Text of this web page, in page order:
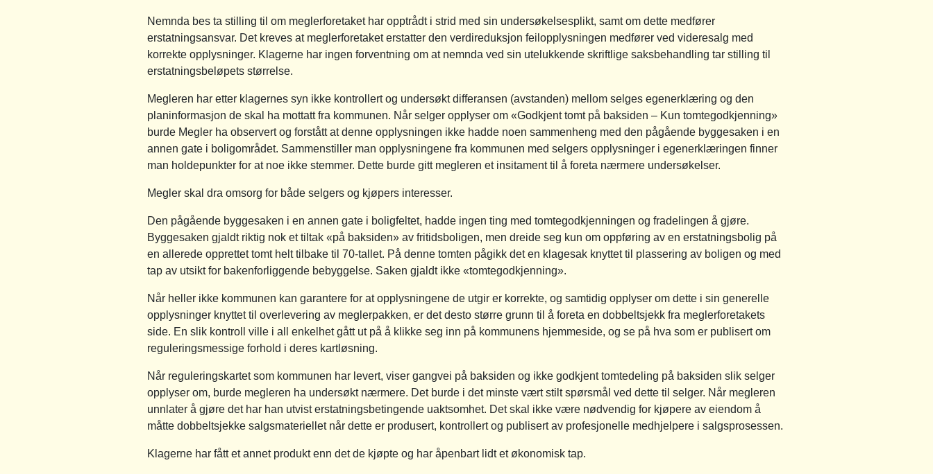
Nemnda bes ta stilling til om meglerforetaket har opptrådt i strid med sin undersøkelsesplikt, samt om dette medfører
erstatningsansvar. Det kreves at meglerforetaket erstatter den verdireduksjon feilopplysningen medfører ved videresalg med
korrekte opplysninger. Klagerne har ingen forventning om at nemnda ved sin utelukkende skriftlige saksbehandling tar stilling til
erstatningsbeløpets størrelse.
Megleren har etter klagernes syn ikke kontrollert og undersøkt differansen (avstanden) mellom selges egenerklæring og den
planinformasjon de skal ha mottatt fra kommunen. Når selger opplyser om «Godkjent tomt på baksiden – Kun tomtegodkjenning»
burde Megler ha observert og forstått at denne opplysningen ikke hadde noen sammenheng med den pågående byggesaken i en
annen gate i boligområdet. Sammenstiller man opplysningene fra kommunen med selgers opplysninger i egenerklæringen finner
man holdepunkter for at noe ikke stemmer. Dette burde gitt megleren et insitament til å foreta nærmere undersøkelser.
Megler skal dra omsorg for både selgers og kjøpers interesser.
Den pågående byggesaken i en annen gate i boligfeltet, hadde ingen ting med tomtegodkjenningen og fradelingen å gjøre.
Byggesaken gjaldt riktig nok et tiltak «på baksiden» av fritidsboligen, men dreide seg kun om oppføring av en erstatningsbolig på
en allerede opprettet tomt helt tilbake til 70-tallet. På denne tomten pågikk det en klagesak knyttet til plassering av boligen og med
tap av utsikt for bakenforliggende bebyggelse. Saken gjaldt ikke «tomtegodkjenning».
Når heller ikke kommunen kan garantere for at opplysningene de utgir er korrekte, og samtidig opplyser om dette i sin generelle
opplysninger knyttet til overlevering av meglerpakken, er det desto større grunn til å foreta en dobbeltsjekk fra meglerforetakets
side. En slik kontroll ville i all enkelhet gått ut på å klikke seg inn på kommunens hjemmeside, og se på hva som er publisert om
reguleringsmessige forhold i deres kartløsning.
Når reguleringskartet som kommunen har levert, viser gangvei på baksiden og ikke godkjent tomtedeling på baksiden slik selger
opplyser om, burde megleren ha undersøkt nærmere. Det burde i det minste vært stilt spørsmål ved dette til selger. Når megleren
unnlater å gjøre det har han utvist erstatningsbetingende uaktsomhet. Det skal ikke være nødvendig for kjøpere av eiendom å
måtte dobbeltsjekke salgsmateriellet når dette er produsert, kontrollert og publisert av profesjonelle medhjelpere i salgsprosessen.
Klagerne har fått et annet produkt enn det de kjøpte og har åpenbart lidt et økonomisk tap.